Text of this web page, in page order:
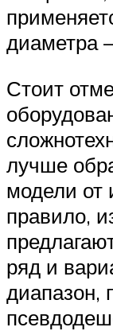
диаметра
Стоит
лучше
модели от
правило,
ряд и
диапазон,